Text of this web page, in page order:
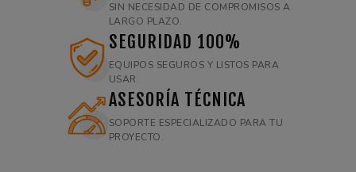
SIN NECESIDAD DE COMPROMISOS A
LARGO PLAZO.
SEGURIDAD 100%
EQUIPOS SEGUROS Y LISTOS PARA
USAR.
ASESORÍA TÉCNICA
SOPORTE ESPECIALIZADO PARA TU
PROYECTO.